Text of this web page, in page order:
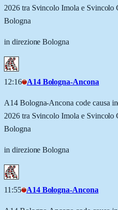
2026 tra Svincolo Imola e Svincolo
Bologna
in direzione Bologna
12:16 A14 Bologna-Ancona
A14 Bologna-Ancona code causa
2026 tra Svincolo Imola e Svincolo
Bologna
in direzione Bologna
11:55 A14 Bologna-Ancona